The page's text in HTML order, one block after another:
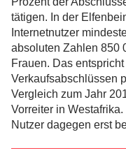
tätigen. In der
Internetnutzer
absoluten Zahlen 850
Frauen. Das
Verkaufsabschlüssen
Vergleich zum Jahr
Vorreiter in
Nutzer dagegen erst